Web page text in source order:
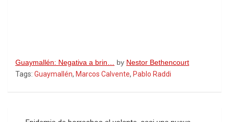
Guaymallén: Negativa a brin… by Nestor Bethencourt
Tags: Guaymallén, Marcos Calvente, Pablo Raddi